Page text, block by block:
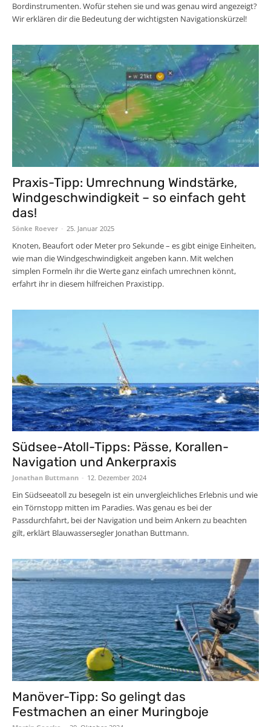
Bordinstrumenten. Wofür stehen sie und was genau wird angezeigt?
Wir erklären dir die Bedeutung der wichtigsten Navigationskürzel!
Praxis-Tipp: Umrechnung Windstärke,
Windgeschwindigkeit – so einfach geht
das!
Sönke Roever - 25. Januar 2025
Knoten, Beaufort oder Meter pro Sekunde – es gibt einige Einheiten,
wie man die Windgeschwindigkeit angeben kann. Mit welchen
simplen Formeln ihr die Werte ganz einfach umrechnen könnt,
erfahrt ihr in diesem hilfreichen Praxistipp.
Südsee-Atoll-Tipps: Pässe, Korallen-
Navigation und Ankerpraxis
Jonathan Buttmann - 12. Dezember 2024
Ein Südseeatoll zu besegeln ist ein unvergleichliches Erlebnis und wie
ein Törnstopp mitten im Paradies. Was genau es bei der
Passdurchfahrt, bei der Navigation und beim Ankern zu beachten
gilt, erklärt Blauwassersegler Jonathan Buttmann.
Manöver-Tipp: So gelingt das
Festmachen an einer Muringboje